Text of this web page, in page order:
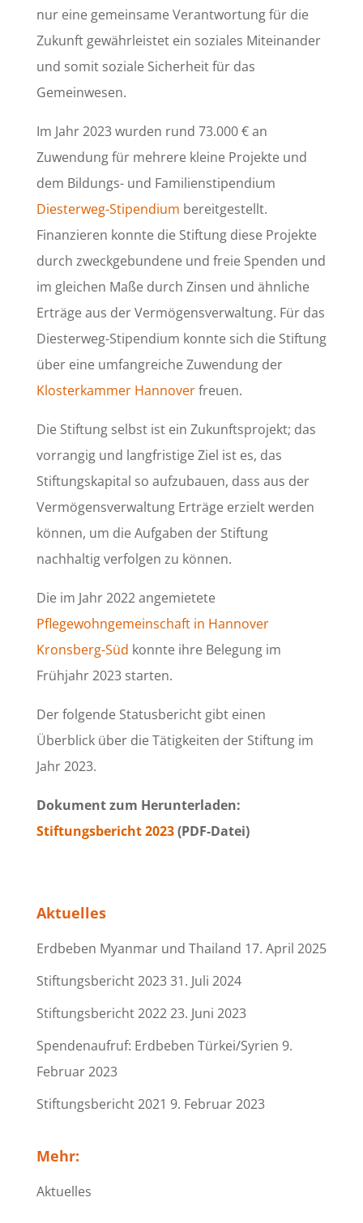
nur eine gemeinsame Verantwortung für die
Zukunft gewährleistet ein soziales Miteinander
und somit soziale Sicherheit für das
Gemeinwesen.
Im Jahr 2023 wurden rund 73.000 € an
Zuwendung für mehrere kleine Projekte und
dem Bildungs- und Familienstipendium
Diesterweg-Stipendium bereitgestellt.
Finanzieren konnte die Stiftung diese Projekte
durch zweckgebundene und freie Spenden und
im gleichen Maße durch Zinsen und ähnliche
Erträge aus der Vermögensverwaltung. Für das
Diesterweg-Stipendium konnte sich die Stiftung
über eine umfangreiche Zuwendung der
Klosterkammer Hannoverfreuen.
Die Stiftung selbst ist ein Zukunftsprojekt; das
vorrangig und langfristige Ziel ist es, das
Stiftungskapital so aufzubauen, dass aus der
Vermögensverwaltung Erträge erzielt werden
können, um die Aufgaben der Stiftung
nachhaltig verfolgen zu können.
Die im Jahr 2022 angemietete
Pflegewohngemeinschaft in Hannover
Kronsberg-Süd konnte ihre Belegung im
Frühjahr 2023 starten.
Der folgende Statusbericht gibt einen
Überblick über die Tätigkeiten der Stiftung im
Jahr 2023.
Dokument zum Herunterladen:
Stiftungsbericht 2023(PDF-Datei)
Aktuelles
Erdbeben Myanmar und Thailand 17. April 2025
Stiftungsbericht 202331. Juli 2024
Stiftungsbericht 202223. Juni 2023
Spendenaufruf: Erdbeben Türkei/Syrien 9.
Februar 2023
Stiftungsbericht 2021 9. Februar 2023
Mehr:
Aktuelles